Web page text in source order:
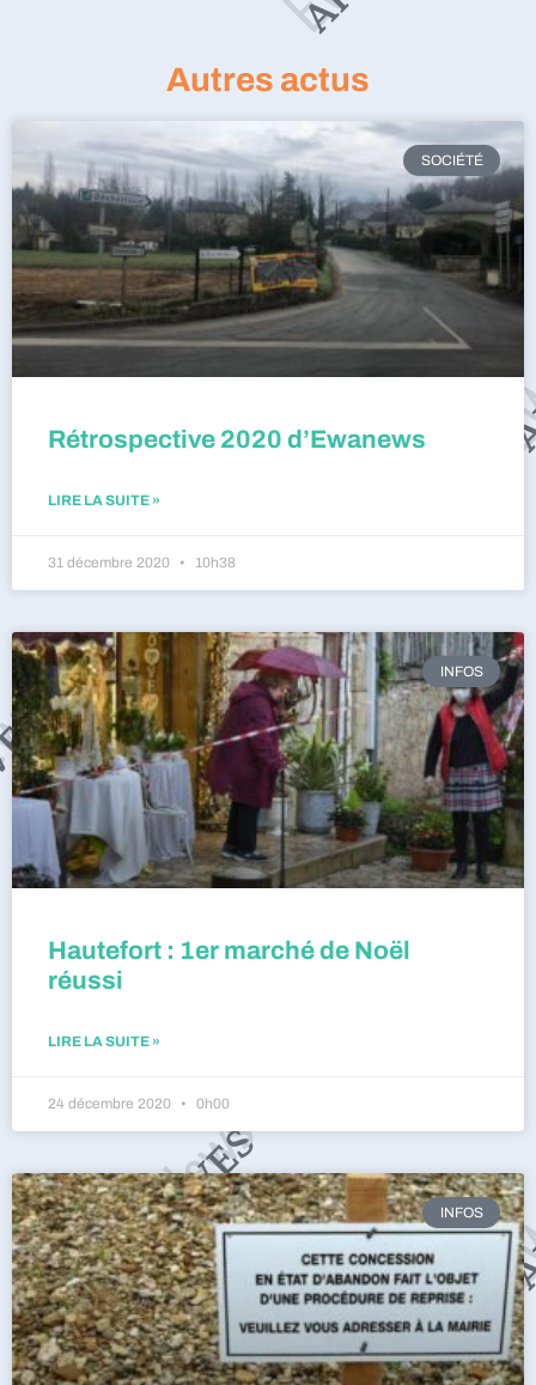
Autres actus
SOCIÉTÉ
Rétrospective 2020 d’Ewanews
LIRE LA SUITE »
31 décembre 2020 10h38
INFOS
Hautefort : 1er marché de Noël
réussi
LIRE LA SUITE »
24 décembre 2020 0h00
INFOS